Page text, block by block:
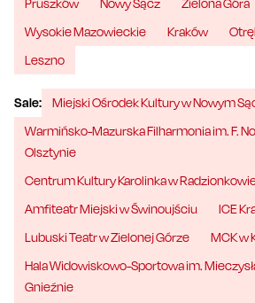
Wysokie Mazowieckie
Kraków
Leszno
Sale:
Miejski Ośrodek Kultury w Nowym
Warmińsko-Mazurska Filharmonia im. F.
Olsztynie
Centrum Kultury Karolinka w
Amfiteatr Miejski w Świnoujściu
ICE
Lubuski Teatr w Zielonej Górze
MCK w
Hala Widowiskowo-Sportowa im.
Gnieźnie